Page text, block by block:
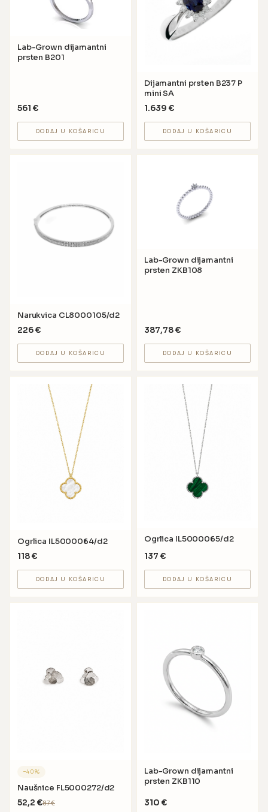
Lab-Grown dijamantni
prsten B201
561 €
DODAJ U KOŠARICU
Dijamantni prsten B237 P
mini SA
1.639 €
DODAJ U KOŠARICU
Narukvica CL8000105/d2
226€
DODAJ U KOŠARICU
Lab-Grown dijamantni
prsten ZKB108
387,78€
DODAJ U KOŠARICU
Ogrlica IL5000064/d2
118€
DODAJ U KOŠARICU
Ogrlica IL5000065/d2
137 €
DODAJ U KOŠARICU
−40%
Naušnice FL5000272/d2
52,2 €87€
Lab-Grown dijamantni
prsten ZKB110
310 €